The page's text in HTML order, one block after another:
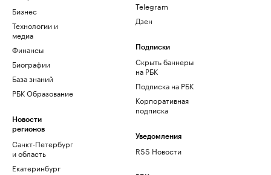
Бизнес
Технологии и
медиа
Финансы
Биографии
База знаний
РБК Образование
Новости
регионов
Санкт-Петербург
и область
Екатеринбург
Telegram
Дзен
Подписки
Скрыть баннеры
на РБК
Подписка на РБК
Корпоративная
подписка
Уведомления
RSS Новости